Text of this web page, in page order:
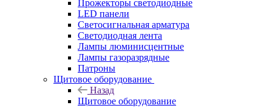
Прожекторы светодиодные
LED панели
Светосигнальная арматура
Светодиодная лента
Лампы люминисцентные
Лампы газоразрядные
Патроны
Щитовое оборудование
Назад
Щитовое оборудование